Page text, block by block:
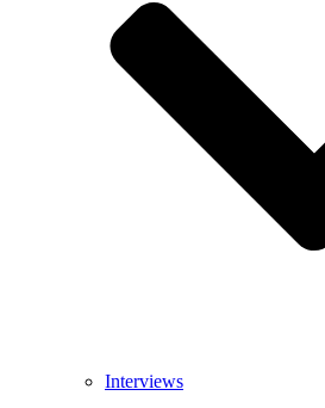
Interviews